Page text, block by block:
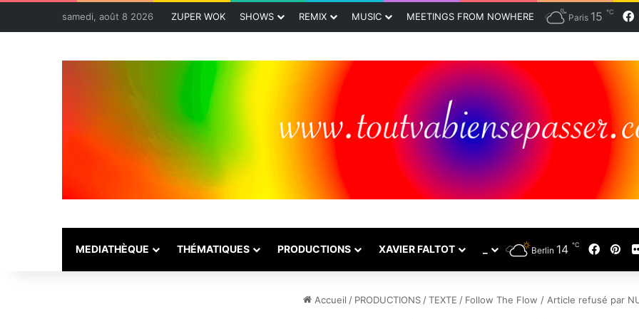
samedi, août 8 2026 ZUPER WOK SHOWS REMIX MUSIC MEETINGS FROM NOWHERE Paris 15 ℃
MEDIATHÈQUE THÉMATIQUES PRODUCTIONS XAVIER FALTOT Berlin 14 ℃
Accueil / PRODUCTIONS / TEXTE / Follow The Flow / Article refusé par